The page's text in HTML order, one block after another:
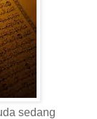
sedang